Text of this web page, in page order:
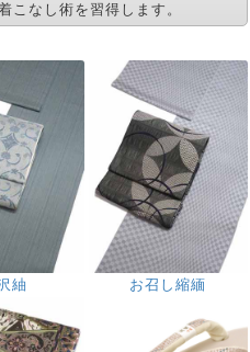
こなし術を習得します。
紬 お召し縮緬